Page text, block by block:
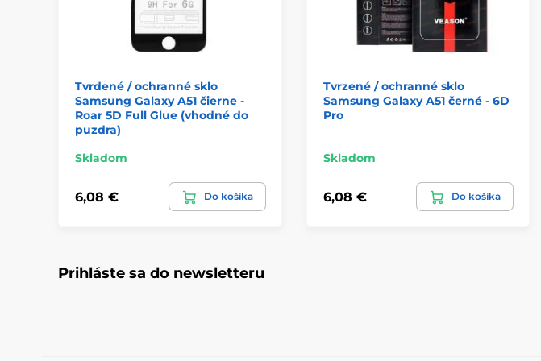
Tvrdené / ochranné sklo
Samsung Galaxy A51 čierne -
Roar 5D Full Glue (vhodné do
puzdra)
Skladom
6,08 € Do košíka
Tvrzené / ochranné sklo
Samsung Galaxy A51 černé - 6D
Pro
Skladom
6,08 € Do košíka
Prihláste sa do newsletteru